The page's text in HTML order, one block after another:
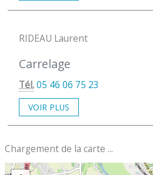
RIDEAU Laurent
Carrelage
Tél.05 46 06 75 23
VOIR PLUS
Chargement de la carte ...